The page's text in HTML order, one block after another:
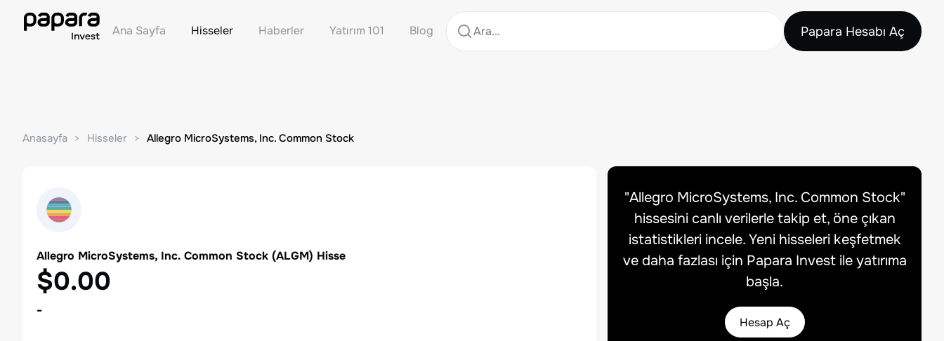
Ana Sayfa Hisseler Haberler Yatırım 101 Blog Papara Hesabı Aç
Anasayfa Hisseler Allegro MicroSystems, Inc. Common Stock
Allegro MicroSystems, Inc. Common Stock (ALGM) Hisse
$0.00
-
"Allegro MicroSystems, Inc. Common Stock"
hissesini canlı verilerle takip et, öne çıkan
istatistikleri incele. Yeni hisseleri keşfetmek
ve daha fazlası için Papara Invest ile yatırıma
başla.
Hesap Aç